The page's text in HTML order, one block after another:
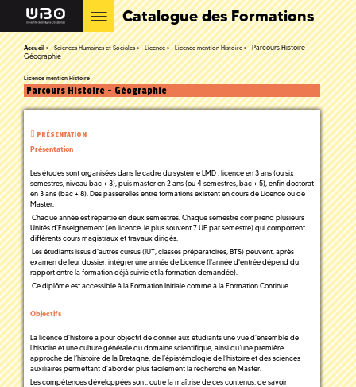
Catalogue des Formations
Accueil Sciences Humaines et Sociales Licence Licence mention Histoire
Parcours Histoire -
Géographie
Licence mention Histoire
Parcours Histoire - Géographie
PRÉSENTATION
Présentation
Les études sont organisées dans le cadre du système LMD : licence en 3 ans (ou six
semestres, niveau bac + 3), puis master en 2 ans (ou 4 semestres, bac + 5), enfin doctorat
en 3 ans (bac + 8). Des passerelles entre formations existent en cours de Licence ou de
Master.
Chaque année est répartie en deux semestres. Chaque semestre comprend plusieurs
Unités d'Enseignement (en licence, le plus souvent 7 UE par semestre) qui comportent
différents cours magistraux et travaux dirigés.
Les étudiants issus d'autres cursus (IUT, classes préparatoires, BTS) peuvent, après
examen de leur dossier, intégrer une année de Licence (l'année d'entrée dépend du
rapport entre la formation déjà suivie et la formation demandée).
Ce diplôme est accessible à la Formation Initiale comme à la Formation Continue.
Objectifs
La licence d’histoire a pour objectif de donner aux étudiants une vue d’ensemble de
l’histoire et une culture générale du domaine scientifique, ainsi qu’une première
approche de l’histoire de la Bretagne, de l’épistémologie de l’histoire et des sciences
auxiliaires permettant d’aborder plus facilement la recherche en Master.
Les compétences développées sont, outre la maîtrise de ces contenus, de savoir